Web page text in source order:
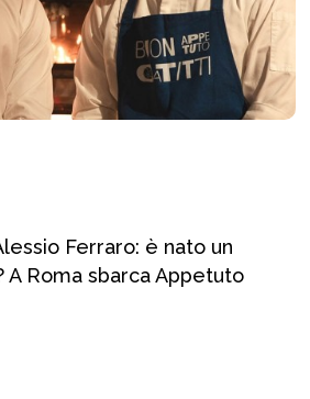
Ferraro: è nato un
Roma sbarca Appetuto